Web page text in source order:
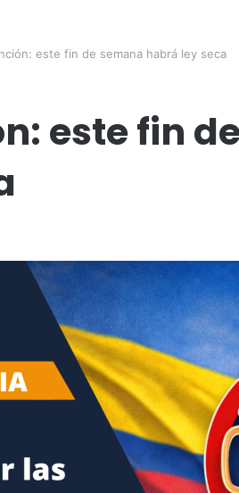
este fin de semana habrá ley seca
este fin